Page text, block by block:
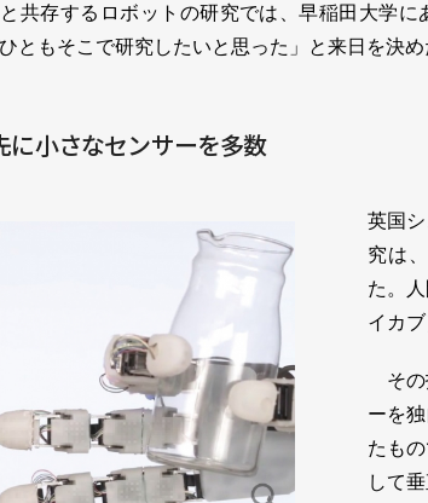
と共存するロボットの研究では、早稲田大学
ともそこで研究したいと思った」と来日を決め
に小さなセンサーを多数
英国
究は
た。
イカ
その
ーを
たも
して